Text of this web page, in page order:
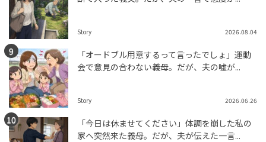
Story 2026.08.04
「オードブル用意するって言ったでしょ」運動
会で意見の合わない義母。だが、夫の嘘が...
Story 2026.06.26
「今日は休ませてください」体調を崩した私の
家へ突然来た義母。だが、夫が伝えた一言...